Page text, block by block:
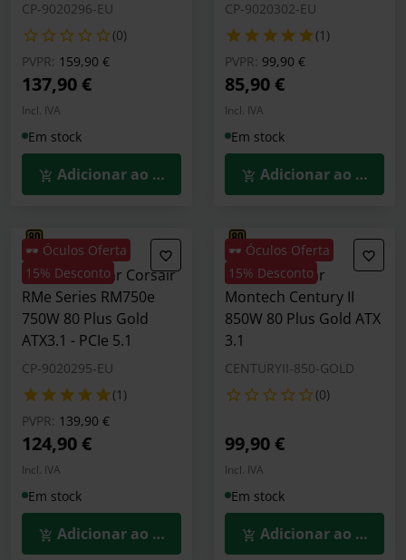
CP-9020296-EU
(0)
PVPR: Preço reduzido de
159,90 €para
137,90 €
Incl. IVA
Em stock
Adicionar ao Carrinho
CP-9020302-EU
(1)
PVPR: Preço reduzido de
99,90 €para
85,90 €
Incl. IVA
Em stock
Adicionar ao
🕶️ Óculos Oferta
15% Desconto
Fonte Modular Corsair
RMe Series RM750e
750W 80 Plus Gold
ATX3.1 - PCIe 5.1
CP-9020295-EU
(1)
PVPR: Preço reduzido de
139,90 €para
124,90 €
Incl. IVA
Em stock
Adicionar ao Carrinho
🕶️ Óculos Oferta
15% Desconto
Fonte Modular
Montech Century II
850W 80 Plus Gold ATX
3.1
CENTURYII-850-GOLD
(0)
99,90 €
Incl. IVA
Em stock
Adicionar ao